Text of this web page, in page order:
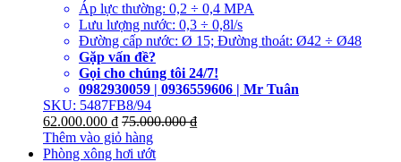
Áp lực thường: 0,2 ÷ 0,4 MPA
Lưu lượng nước: 0,3 ÷ 0,8l/s
Đường cấp nước: Ø 15; Đường thoát: Ø42 ÷ Ø48
Gặp vấn đề?
Gọi cho chúng tôi 24/7!
0982930059 | 0936559606 | Mr Tuân
SKU: 5487FB8/94
62.000.000 ₫ 75.000.000₫
Thêm vào giỏ hàng
Phòng xông hơi ướt